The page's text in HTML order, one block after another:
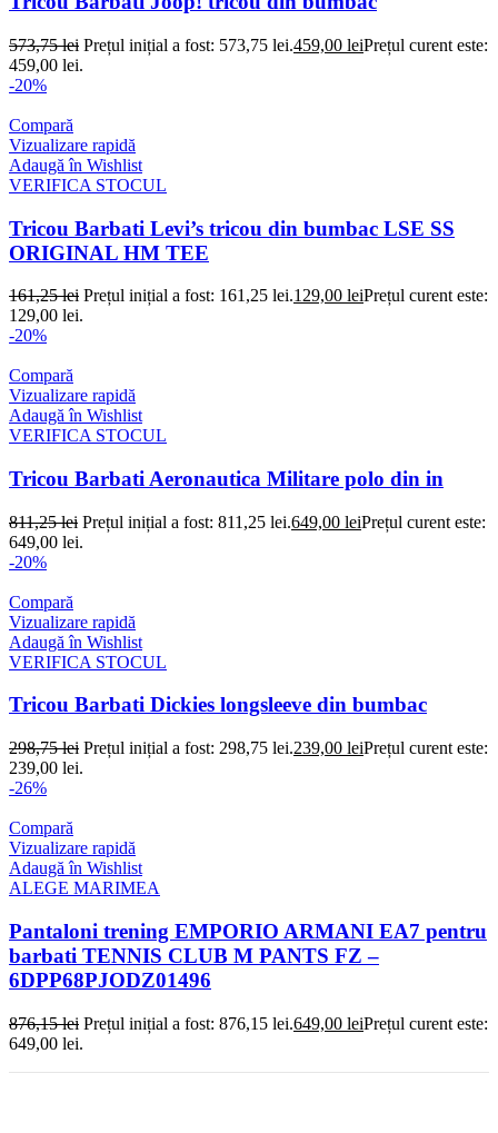
573,75lei Prețul inițial a fost: 573,75 lei.459,00 leiPrețul curent este:
459,00 lei.
-20%
Compară
Vizualizare rapidă
Adaugă în Wishlist
VERIFICA STOCUL
Tricou Barbati Levi’s tricou din bumbac LSE SS
ORIGINAL HM TEE
161,25lei Prețul inițial a fost: 161,25 lei.129,00 leiPrețul curent este:
129,00 lei.
-20%
Compară
Vizualizare rapidă
Adaugă în Wishlist
VERIFICA STOCUL
Tricou Barbati Aeronautica Militare polo din in
811,25lei Prețul inițial a fost: 811,25 lei.649,00 leiPrețul curent este:
649,00 lei.
-20%
Compară
Vizualizare rapidă
Adaugă în Wishlist
VERIFICA STOCUL
Tricou Barbati Dickies longsleeve din bumbac
298,75lei Prețul inițial a fost: 298,75 lei.239,00 leiPrețul curent este:
239,00 lei.
-26%
Compară
Vizualizare rapidă
Adaugă în Wishlist
ALEGE MARIMEA
Pantaloni trening EMPORIO ARMANI EA7 pentru
barbati TENNIS CLUB M PANTS FZ –
6DPP68PJODZ01496
876,15lei Prețul inițial a fost: 876,15 lei.649,00 leiPrețul curent este:
649,00 lei.